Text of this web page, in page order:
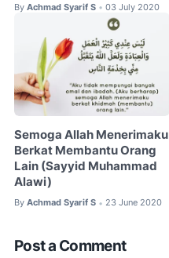
By Achmad Syarif S • 03 July 2020
Semoga Allah Menerimaku
Berkat Membantu Orang
Lain (Sayyid Muhammad
Alawi)
By Achmad Syarif S • 23 June 2020
Post a Comment